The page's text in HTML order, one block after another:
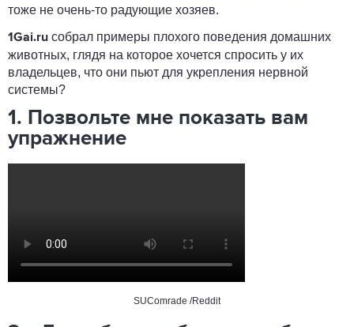
тоже не очень-то радующие хозяев.
1Gai.ru собрал примеры плохого поведения домашних
животных, глядя на которое хочется спросить у их
владельцев, что они пьют для укрепления нервной
системы?
1. Позвольте мне показать вам
упражнение
SUComrade /Reddit